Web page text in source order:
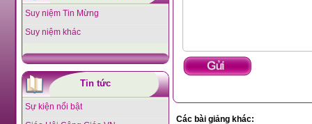
Suy niệm Tin Mừng
Suy niệm khác
Tin tức
Sự kiện nổi bật
Các bài giảng khác: